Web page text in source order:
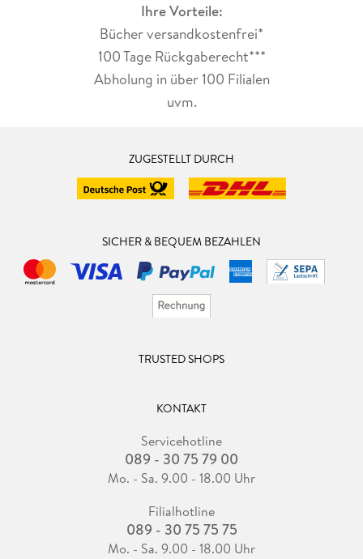
Ihre Vorteile:
Bücher versandkostenfrei*
100 Tage Rückgaberecht***
Abholung in über 100 Filialen
uvm.
ZUGESTELLT DURCH
SICHER & BEQUEM BEZAHLEN
TRUSTED SHOPS
KONTAKT
Servicehotline
089 - 30 75 79 00
Mo. - Sa. 9.00 - 18.00 Uhr
Filialhotline
089 - 30 75 75 75
Mo. - Sa. 9.00 - 18.00 Uhr